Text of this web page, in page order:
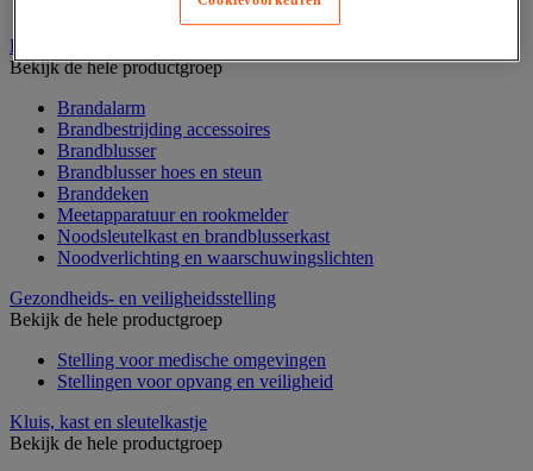
Brandpreventie
Bekijk de hele productgroep
Brandalarm
Brandbestrijding accessoires
Brandblusser
Brandblusser hoes en steun
Branddeken
Meetapparatuur en rookmelder
Noodsleutelkast en brandblusserkast
Noodverlichting en waarschuwingslichten
Gezondheids- en veiligheidsstelling
Bekijk de hele productgroep
Stelling voor medische omgevingen
Stellingen voor opvang en veiligheid
Kluis, kast en sleutelkastje
Bekijk de hele productgroep